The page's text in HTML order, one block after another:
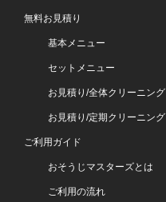
無料お見積り
基本メニュー
セットメニュー
お見積り/全体クリーニング
お見積り/定期クリーニング
ご利用ガイド
おそうじマスターズとは
ご利用の流れ